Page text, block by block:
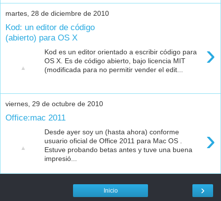
martes, 28 de diciembre de 2010
Kod: un editor de código
(abierto) para OS X
›
Kod es un editor orientado a escribir código para
OS X. Es de código abierto, bajo licencia MIT
(modificada para no permitir vender el edit...
viernes, 29 de octubre de 2010
Office:mac 2011
›
Desde ayer soy un (hasta ahora) conforme
usuario oficial de Office 2011 para Mac OS .
Estuve probando betas antes y tuve una buena
impresió...
›
Inicio